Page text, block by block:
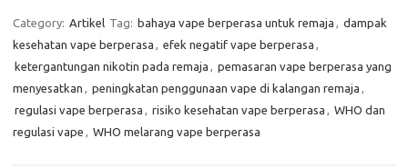
Category: Artikel Tag: bahaya vape berperasa untuk remaja , dampak
kesehatan vape berperasa , efek negatif vape berperasa ,
ketergantungan nikotin pada remaja , pemasaran vape berperasa yang
menyesatkan , peningkatan penggunaan vape di kalangan remaja ,
regulasi vape berperasa , risiko kesehatan vape berperasa , WHO dan
regulasi vape , WHO melarang vape berperasa